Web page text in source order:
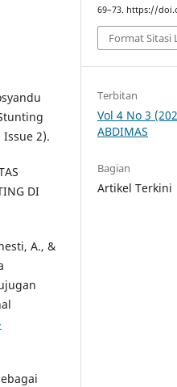
Issue 2).
DI
A., &
69–73. https://
Format Sitasi
Terbitan
Vol 4 No 3
ABDIMAS
Bagian
Artikel Terkini